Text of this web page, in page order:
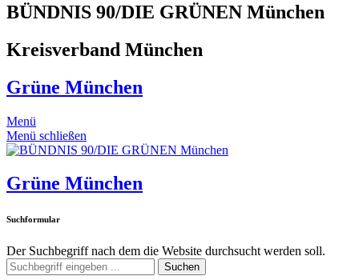
BÜNDNIS 90/DIE GRÜNEN München
Kreisverband München
Grüne München
Menü
Menü schließen
Grüne München
Suchformular
Der Suchbegriff nach dem die Website durchsucht werden soll.
Suchen